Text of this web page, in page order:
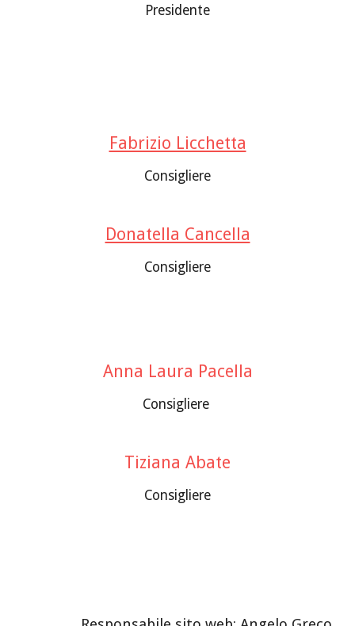
Presidente
Fabrizio Licchetta
Consigliere
Donatella Cancella
Consigliere
Anna Laura Pacella
Consigliere
Tiziana Abate
Consigliere